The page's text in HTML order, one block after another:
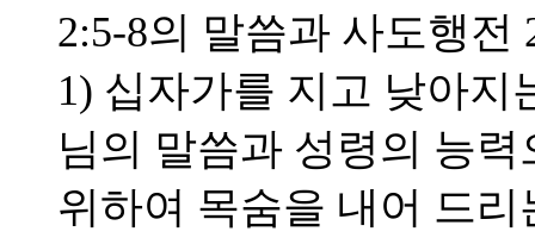
2:5-8의 말씀과 사도행전
1) 십자가를 지고 낮아지
님의 말씀과 성령의 능
위하여 목숨을 내어 드